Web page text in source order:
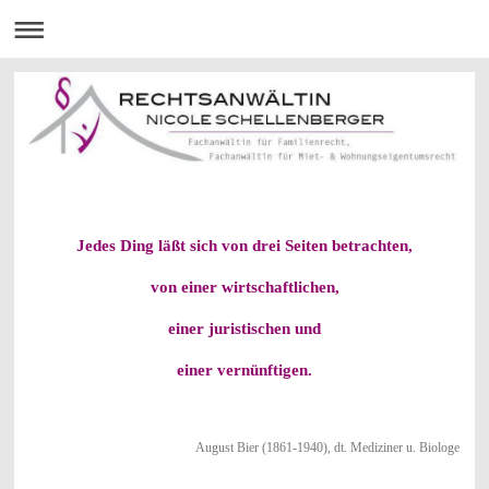
Jedes Ding läßt sich von drei Seiten betrachten,
von einer wirtschaftlichen,
einer juristischen und
einer vernünftigen.
August Bier (1861-1940), dt. Mediziner u. Biologe